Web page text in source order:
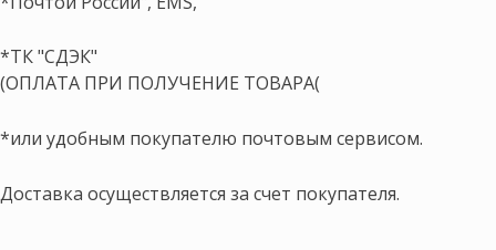
*ТК "СДЭК"
(ОПЛАТА ПРИ ПОЛУЧЕНИЕ ТОВАРА(
*или удобным покупателю почтовым сервисом.
Доставка осуществляется за счет покупателя.